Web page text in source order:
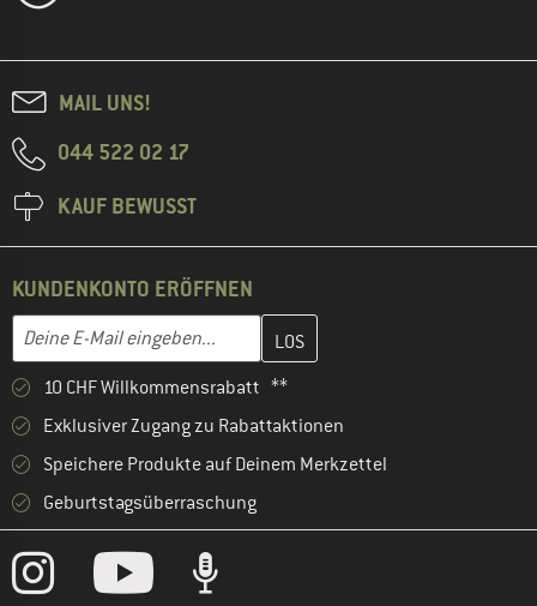
MAIL UNS!
044 522 02 17
KAUF BEWUSST
KUNDENKONTO ERÖFFNEN
E-Mail-Adresse
Gib hier deine E-Mail-Adresse ein und erstelle im nächsten
10 CHF Willkommensrabatt **
Exklusiver Zugang zu Rabattaktionen
Speichere Produkte auf Deinem Merkzettel
Geburtstagsüberraschung